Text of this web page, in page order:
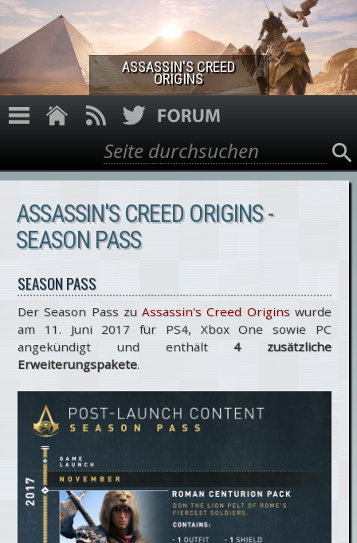
Direkt zum Inhalt
ASSASSIN'S CREED
ORIGINS
Suchformular
Suche
ASSASSIN'S CREED ORIGINS -
SEASON PASS
SEASON PASS
Der Season Pass zuAssassin's Creed Originswurde
am 11. Juni 2017 für PS4, Xbox One sowie PC
angekündigt und enthält 4 zusätzliche
Erweiterungspakete.